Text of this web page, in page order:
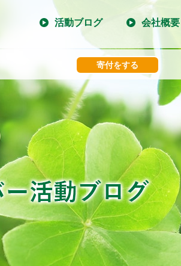
活動ブログ 会社概要
寄付をする